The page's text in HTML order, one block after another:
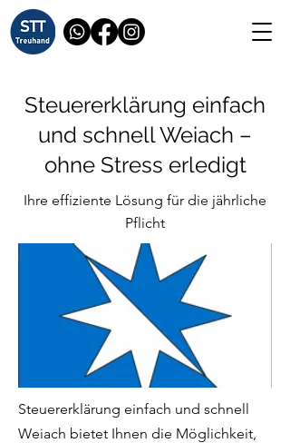
Steuererklärung einfach
und schnell Weiach –
ohne Stress erledigt
Ihre effiziente Lösung für die jährliche
Pflicht
Steuererklärung einfach und schnell
Weiach bietet Ihnen die Möglichkeit,